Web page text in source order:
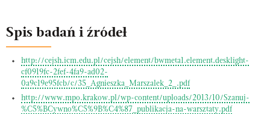
Spis badań i źródeł
http://cejsh.icm.edu.pl/cejsh/element/bwmeta1.element.desklight-
cf0919fc-2fef-4fa9-ad02-
0a9c19e95fcb/c/35_Agnieszka_Marszalek_2_.pdf
http://www.mpo.krakow.pl/wp-content/uploads/2013/10/Szanuj-
%C5%BCywno%C5%9B%C4%87_publikacja-na-warsztaty.pdf